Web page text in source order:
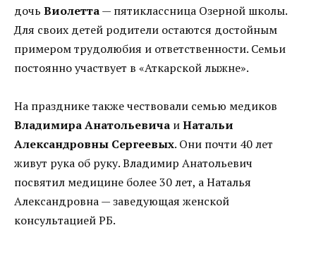
дочь Виолетта— пятиклассница Озерной школы.
Для своих детей родители остаются достойным
примером трудолюбия и ответственности. Семьи
постоянно участвует в «Аткарской лыжне».
На празднике также чествовали семью медиков
Владимира Анатольевича иНатальи
Александровны Сергеевых. Они почти 40 лет
живут рука об руку. Владимир Анатольевич
посвятил медицине более 30 лет, а Наталья
Александровна — заведующая женской
консультацией РБ.